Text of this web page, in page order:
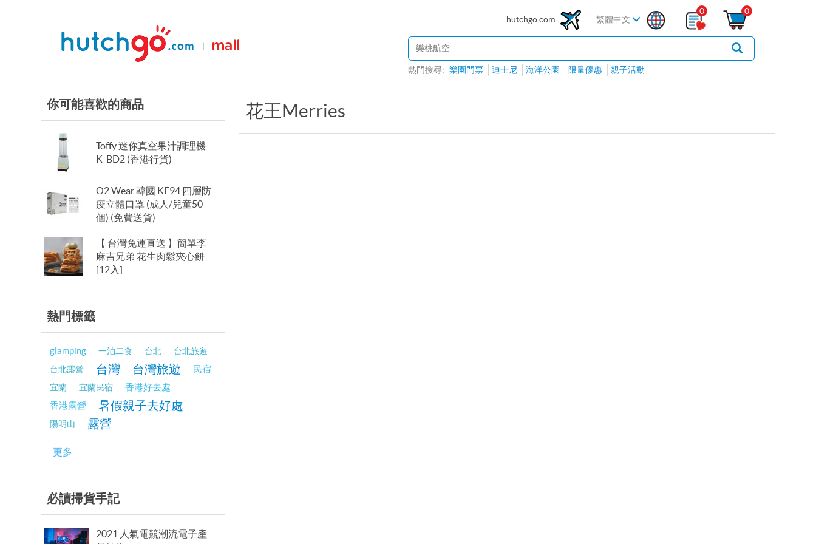
hutchgo.com 繁體中文
0 0
熱門搜尋: 樂園門票 迪士尼 海洋公園 限量優惠 親子活動
花王Merries
你可能喜歡的商品
Toffy 迷你真空果汁調理機
K-BD2 (香港行貨)
O2 Wear 韓國 KF94 四層防
疫立體口罩 (成人/兒童50
個) (免費送貨)
【 台灣免運直送 】簡單李
麻吉兄弟 花生肉鬆夾心餅
[12入]
熱門標籤
glamping 一泊二食 台北
台北旅遊
台北露營
台灣 台灣旅遊 民宿
宜蘭 宜蘭民宿
香港好去處
香港露營
暑假親子去好處
陽明山 露營
更多
必讀掃貨手記
2021 人氣電競潮流電子產